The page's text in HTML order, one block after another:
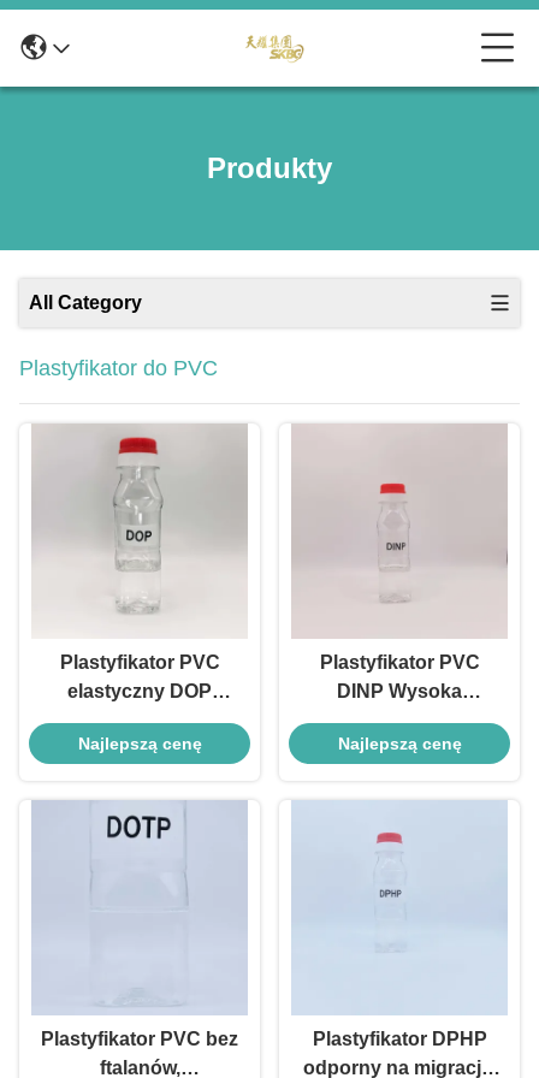
Produkty
All Category
Plastyfikator do PVC
Plastyfikator PVC
elastyczny DOP
Dobra plastyczność
Trwałość do
Najlepszą cenę
Plastyfikator PVC
DINP Wysoka
elastyczność
Stabilność Produkty
diizononylu
Najlepszą cenę
Plastyfikator PVC bez
ftalanów,
Plastyfikator DPHP
odporny na migrację,